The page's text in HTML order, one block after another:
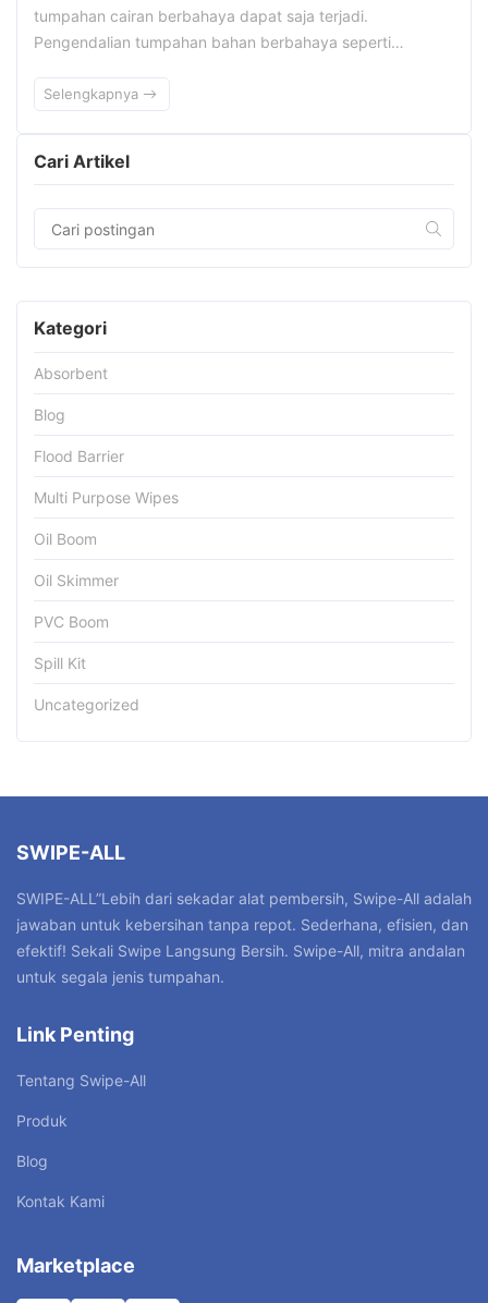
tumpahan cairan berbahaya dapat saja terjadi.
Pengendalian tumpahan bahan berbahaya seperti…
Selengkapnya
Cari Artikel
Kategori
Absorbent
Blog
Flood Barrier
Multi Purpose Wipes
Oil Boom
Oil Skimmer
PVC Boom
Spill Kit
Uncategorized
SWIPE-ALL
SWIPE-ALL”Lebih dari sekadar alat pembersih, Swipe-All adalah
jawaban untuk kebersihan tanpa repot. Sederhana, efisien, dan
efektif! Sekali Swipe Langsung Bersih. Swipe-All, mitra andalan
untuk segala jenis tumpahan.
Link Penting
Tentang Swipe-All
Produk
Blog
Kontak Kami
Marketplace